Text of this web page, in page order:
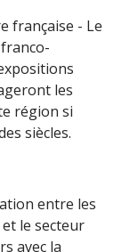
française - Le
les
région si
siècles.
entre les
le secteur
avec la